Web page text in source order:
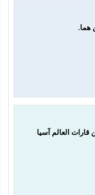
هما.